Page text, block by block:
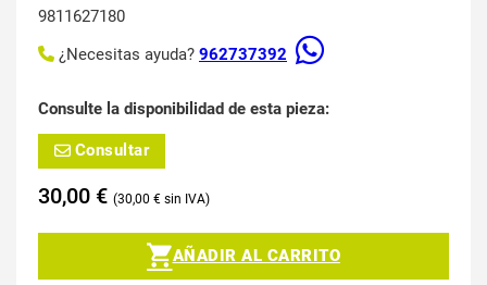
9811627180
¿Necesitas ayuda? 962737392
Consulte la disponibilidad de esta pieza:
Consultar
30,00 € 30,00 €
AÑADIR AL CARRITO